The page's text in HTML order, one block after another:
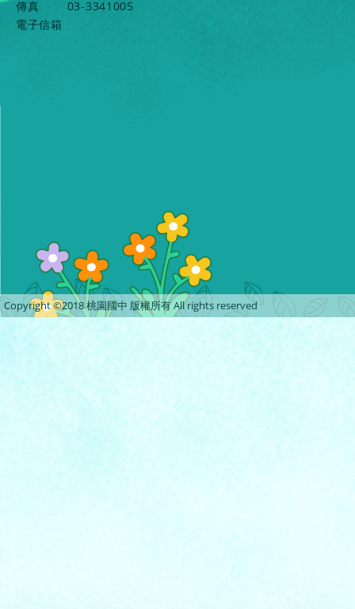
傳真
03-3341005
電子信箱
Copyright ©2018 桃園國中 版權所有 All rights reserved